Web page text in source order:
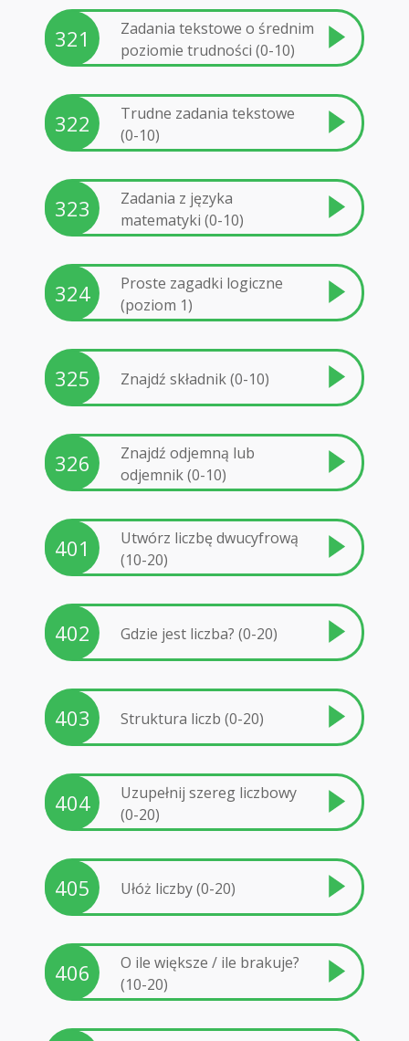
321
Zadania tekstowe o średnim
poziomie trudności (0-10)
322
Trudne zadania tekstowe
(0-10)
323
Zadania z języka
matematyki (0-10)
324
Proste zagadki logiczne
(poziom 1)
325 Znajdź składnik (0-10)
326
Znajdź odjemną lub
odjemnik (0-10)
401
Utwórz liczbę dwucyfrową
(10-20)
402 Gdzie jest liczba? (0-20)
403 Struktura liczb (0-20)
404
Uzupełnij szereg liczbowy
(0-20)
405 Ułóż liczby (0-20)
406
O ile większe / ile brakuje?
(10-20)